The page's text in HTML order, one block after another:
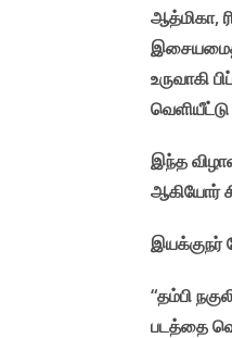
ஆத்மிகா,
உருவாகி
வெளியீட்டு
இந்த
ஆகியோர்
இயக்குநர்
“தம்பி
படத்தை